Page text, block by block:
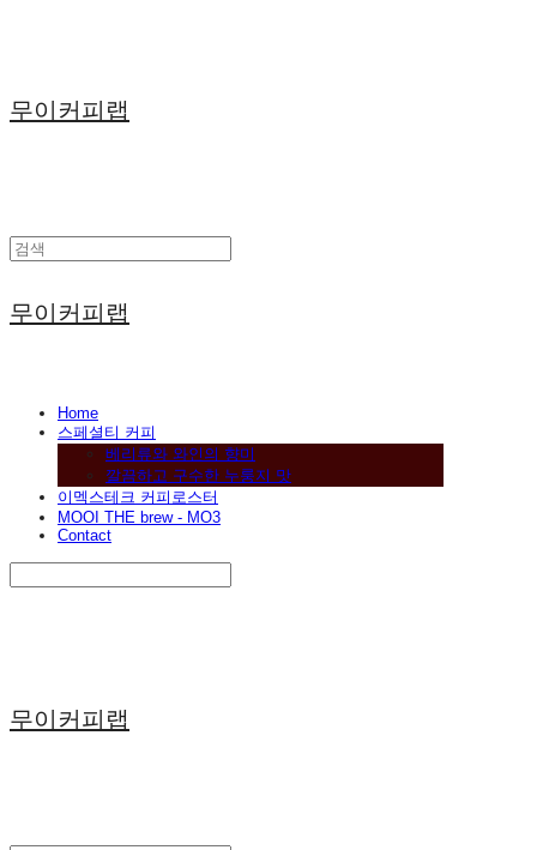
무이커피랩
무이커피랩
Home
스페셜티 커피
베리류와 와인의 향미
깔끔하고 구수한 누룽지 맛
이멕스테크 커피로스터
MOOI THE brew - MO3
Contact
무이커피랩